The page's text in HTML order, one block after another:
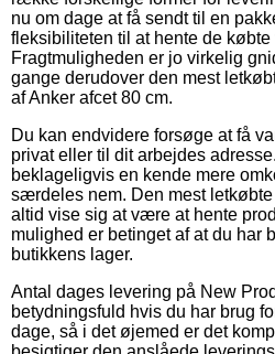
nu om dage at få sendt til en
fleksibiliteten til at hente de
Fragtmuligheden er jo virkelig
gange derudover den mest
af Anker afcet 80 cm.
Du kan endvidere forsøge at få
privat eller til dit arbejdes
beklageligvis en kende mere
særdeles nem. Den mest
altid vise sig at være at hente
mulighed er betinget af at du
butikkens lager.
Antal dages levering på New
betydningsfuld hvis du har brug
dage, så i det øjemed er det